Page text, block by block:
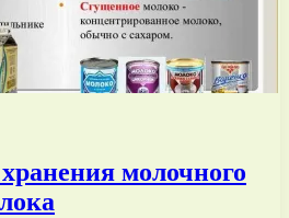
молочного